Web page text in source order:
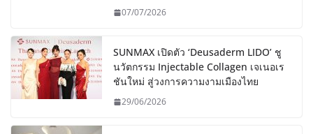
07/07/2026
SUNMAX เปิดตัว ‘Deusaderm LIDO’ ชู
นวัตกรรม Injectable Collagen เจเนอเร
ชันใหม่ สู่วงการความงามเมืองไทย
29/06/2026